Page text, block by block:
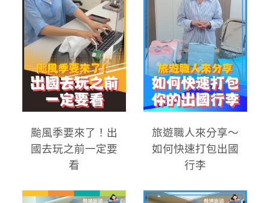
颱風季要來了！出
國去玩之前一定要
看
旅遊職人來分享～
如何快速打包出國
行李